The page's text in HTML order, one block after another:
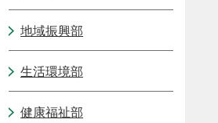
地域振興部
生活環境部
健康福祉部